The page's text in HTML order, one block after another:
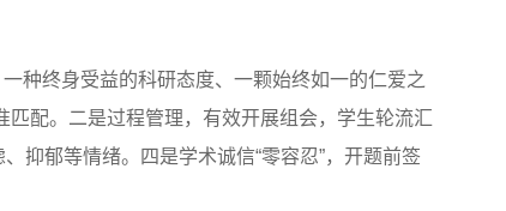
种终身受益的科研态度、一颗始终如一的仁爱之
配。二是过程管理，有效开展组会，学生轮流汇
抑郁等情绪。四是学术诚信“零容忍”，开题前签